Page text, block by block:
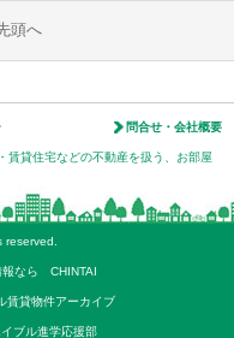
頭へ
問合せ・会社概要
賃貸住宅などの不動産を扱う、お部屋
reserved.
報なら CHINTAI
賃貸物件アーカイブ
ブル進学応援部